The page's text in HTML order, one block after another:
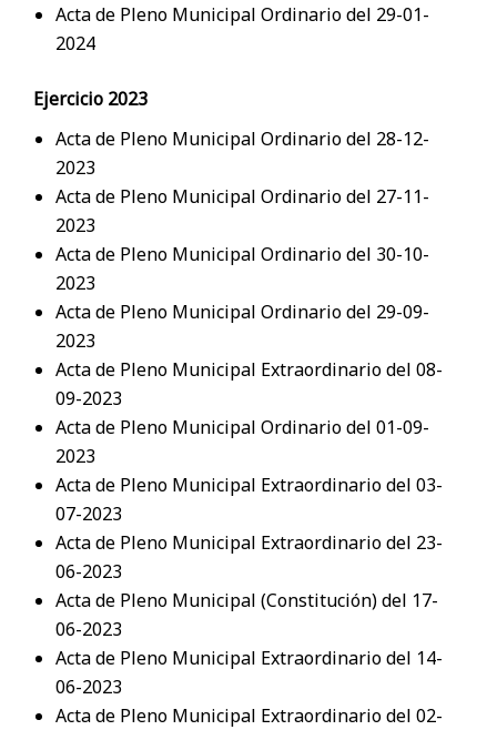
Acta de Pleno Municipal Ordinario del 29-01-
2024
Ejercicio 2023
Acta de Pleno Municipal Ordinario del 28-12-
2023
Acta de Pleno Municipal Ordinario del 27-11-
2023
Acta de Pleno Municipal Ordinario del 30-10-
2023
Acta de Pleno Municipal Ordinario del 29-09-
2023
Acta de Pleno Municipal Extraordinario del 08-
09-2023
Acta de Pleno Municipal Ordinario del 01-09-
2023
Acta de Pleno Municipal Extraordinario del 03-
07-2023
Acta de Pleno Municipal Extraordinario del 23-
06-2023
Acta de Pleno Municipal (Constitución) del 17-
06-2023
Acta de Pleno Municipal Extraordinario del 14-
06-2023
Acta de Pleno Municipal Extraordinario del 02-